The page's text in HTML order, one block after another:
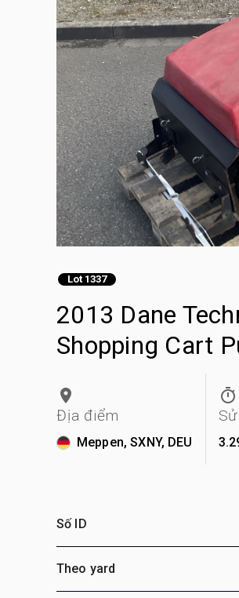
Lot 1337
2013 Dane
Shopping Cart
Địa điểm
Meppen, SXNY, DEU
Số ID
Theo yard